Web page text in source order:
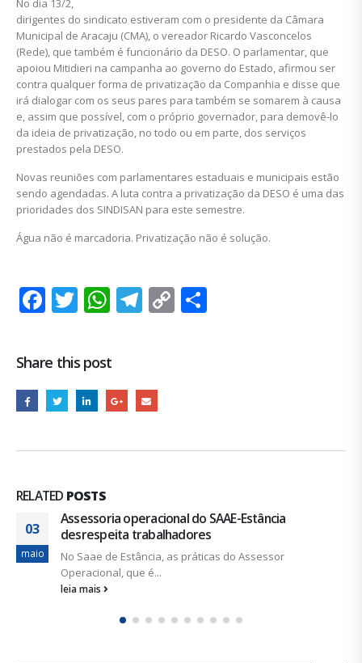
No dia 13/2,
dirigentes do sindicato estiveram com o presidente da Câmara
Municipal de Aracaju (CMA), o vereador Ricardo Vasconcelos
(Rede), que também é funcionário da DESO. O parlamentar, que
apoiou Mitidieri na campanha ao governo do Estado, afirmou ser
contra qualquer forma de privatização da Companhia e disse que
irá dialogar com os seus pares para também se somarem à causa
e, assim que possível, com o próprio governador, para demovê-lo
da ideia de privatização, no todo ou em parte, dos serviços
prestados pela DESO.
Novas reuniões com parlamentares estaduais e municipais estão
sendo agendadas. A luta contra a privatização da DESO é uma das
prioridades dos SINDISAN para este semestre.
Água não é marcadoria. Privatização não é solução.
Facebook
Twitter
WhatsApp
Telegram
Copy
Link
Share this post
RELATED POSTS